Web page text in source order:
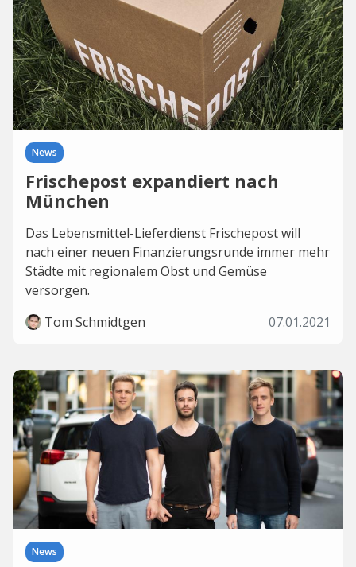
News
Frischepost expandiert nach
München
Das Lebensmittel-Lieferdienst Frischepost will
nach einer neuen Finanzierungsrunde immer mehr
Städte mit regionalem Obst und Gemüse
versorgen.
Tom Schmidtgen
07.01.2021
News